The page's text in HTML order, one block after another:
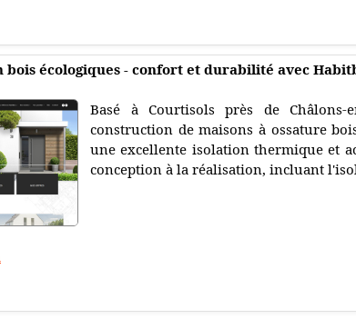
bois écologiques - confort et durabilité avec
Basé à Courtisols près de Châlons-
construction de maisons à ossature
une excellente isolation thermique et
conception à la réalisation, incluant